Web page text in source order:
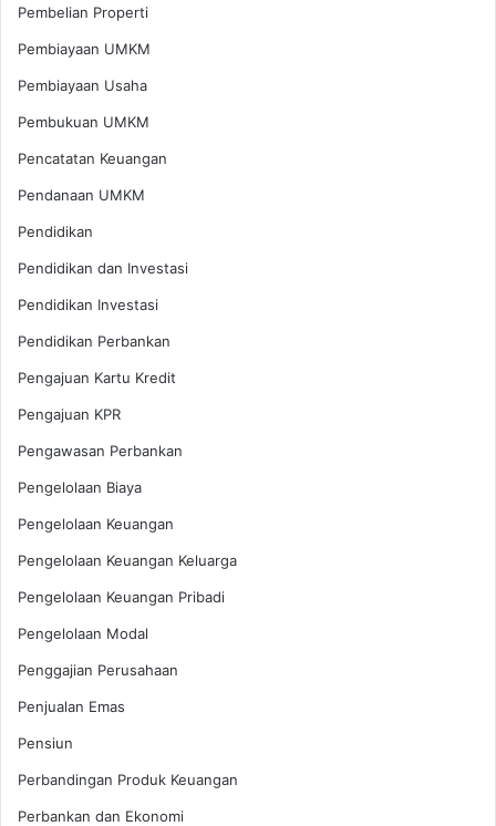
Pembelian Properti
Pembiayaan UMKM
Pembiayaan Usaha
Pembukuan UMKM
Pencatatan Keuangan
Pendanaan UMKM
Pendidikan
Pendidikan dan Investasi
Pendidikan Investasi
Pendidikan Perbankan
Pengajuan Kartu Kredit
Pengajuan KPR
Pengawasan Perbankan
Pengelolaan Biaya
Pengelolaan Keuangan
Pengelolaan Keuangan Keluarga
Pengelolaan Keuangan Pribadi
Pengelolaan Modal
Penggajian Perusahaan
Penjualan Emas
Pensiun
Perbandingan Produk Keuangan
Perbankan dan Ekonomi